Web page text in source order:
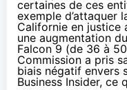
certaines de ces
exemple d’attaquer
Californie en justice
une augmentation
Falcon 9 (de 36 à
Commission a pris
biais négatif envers
Business Insider, ce